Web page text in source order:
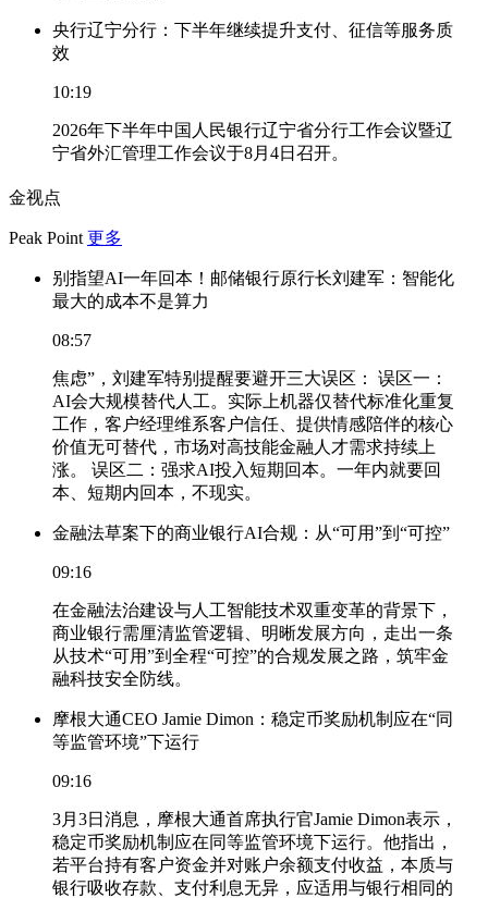
央行辽宁分行：下半年继续提升支付、征信等服务质
效
10:19
2026年下半年中国人民银行辽宁省分行工作会议暨辽
宁省外汇管理工作会议于8月4日召开。
金视点
Peak Point 更多
别指望AI一年回本！邮储银行原行长刘建军：智能化
最大的成本不是算力
08:57
焦虑”，刘建军特别提醒要避开三大误区： 误区一：
AI会大规模替代人工。实际上机器仅替代标准化重复
工作，客户经理维系客户信任、提供情感陪伴的核心
价值无可替代，市场对高技能金融人才需求持续上
涨。 误区二：强求AI投入短期回本。一年内就要回
本、短期内回本，不现实。
金融法草案下的商业银行AI合规：从“可用”到“可控”
09:16
在金融法治建设与人工智能技术双重变革的背景下，
商业银行需厘清监管逻辑、明晰发展方向，走出一条
从技术“可用”到全程“可控”的合规发展之路，筑牢金
融科技安全防线。
摩根大通CEO Jamie Dimon：稳定币奖励机制应在“同
等监管环境”下运行
09:16
3月3日消息，摩根大通首席执行官Jamie Dimon表示，
稳定币奖励机制应在同等监管环境下运行。他指出，
若平台持有客户资金并对账户余额支付收益，本质与
银行吸收存款、支付利息无异，应适用与银行相同的